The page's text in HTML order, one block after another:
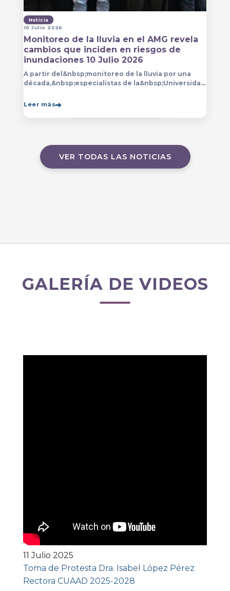
Noticia
10 Julio 2026
Monitoreo de la lluvia en el AMG revela
cambios que inciden en riesgos de
inundaciones 10 Julio 2026
A partir del&nbsp;monitoreo de la lluvia por una
década,&nbsp;especialistas de la&nbsp;Universidad
Leer más
VER TODAS LAS NOTICIAS
GALERÍA DE VIDEOS
11 Julio 2025
Toma de Protesta Dra. Isabel López Pérez
Rectora CUAAD 2025-2028